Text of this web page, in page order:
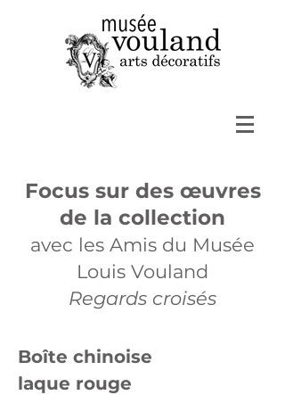
Focus sur des œuvres
de la collection
avec les Amis du Musée
Louis Vouland
Regards croisés
Boîte chinoise
laque rouge